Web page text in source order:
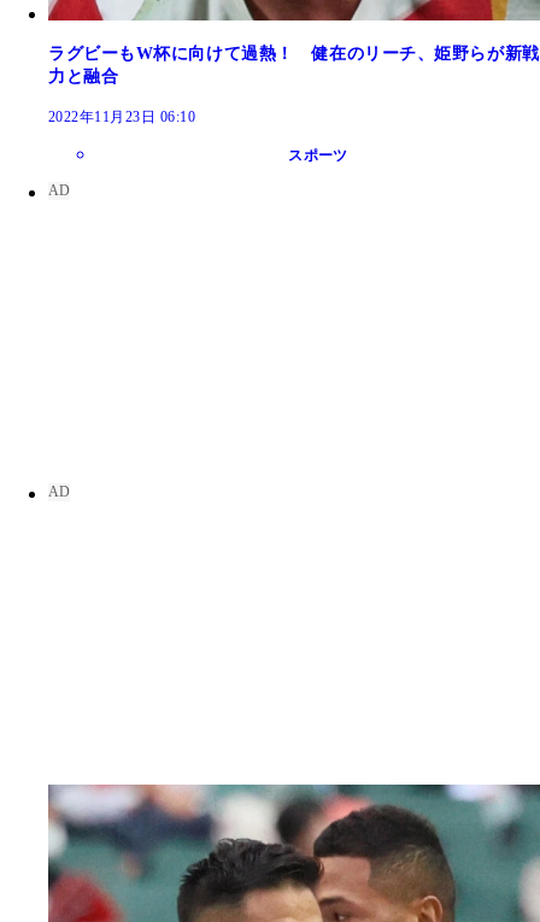
ラグビーもW杯に向けて過熱！ 健在のリーチ、姫野らが新戦
力と融合
2022年11月23日 06:10
スポーツ